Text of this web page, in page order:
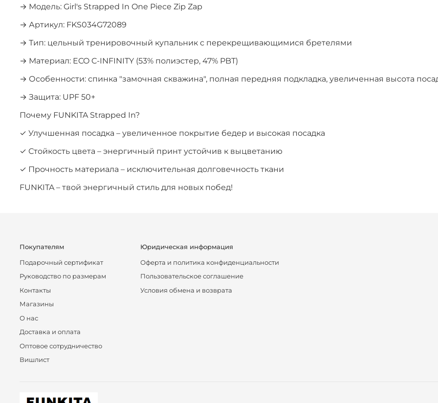
→ Модель: Girl's Strapped In One Piece Zip Zap
→ Артикул: FKS034G72089
→ Тип: цельный тренировочный купальник с перекрещивающимися бретелями
→ Материал: ECO C-INFINITY (53% полиэстер, 47% PBT)
→ Особенности: спинка "замочная скважина", полная передняя подкладка, увеличенная высота
→ Защита: UPF 50+
Почему FUNKITA Strapped In?
✓ Улучшенная посадка – увеличенное покрытие бедер и высокая посадка
✓ Стойкость цвета – энергичный принт устойчив к выцветанию
✓ Прочность материала – исключительная долговечность ткани
FUNKITA – твой энергичный стиль для новых побед!
Покупателям
Подарочный сертификат
Руководство по размерам
Контакты
Магазины
О нас
Доставка и оплата
Оптовое сотрудничество
Вишлист
Юридическая информация
Оферта и политика конфиденциальности
Пользовательское соглашение
Условия обмена и возврата